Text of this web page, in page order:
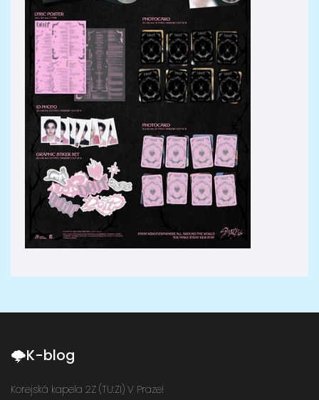
🌩K-blog
Korejská kapela 2Z (TU:ZI) V Praze!